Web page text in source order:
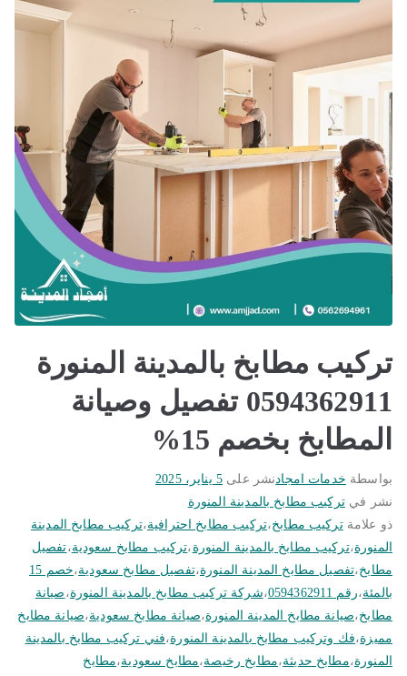
تركيب مطابخ بالمدينة المنورة
0594362911 تفصيل وصيانة
المطابخ بخصم 15%
بواسطة خدمات امجادنشر على 5 يناير، 2025
نشر فيتركيب مطابخ بالمدينة المنورة
ذو علامةتركيب مطابخ،تركيب مطابخ احترافية،تركيب مطابخ المدينة
المنورة،تركيب مطابخ بالمدينة المنورة ،تركيب مطابخ سعودية،تفصيل
مطابخ،تفصيل مطابخ المدينة المنورة،تفصيل مطابخ سعودية،
خصم 15
بالمئة،رقم 0594362911 ،شركة تركيب مطابخ بالمدينة المنورة، صيانة
مطابخ،صيانة مطابخ المدينة المنورة،صيانة مطابخ سعودية،صيانة مطابخ
مميزة،فك وتركيب مطابخ بالمدينة المنورة،فني تركيب مطابخ بالمدينة
المنورة،مطابخ حديثة،مطابخ رخيصة،مطابخ سعودية،مطابخ